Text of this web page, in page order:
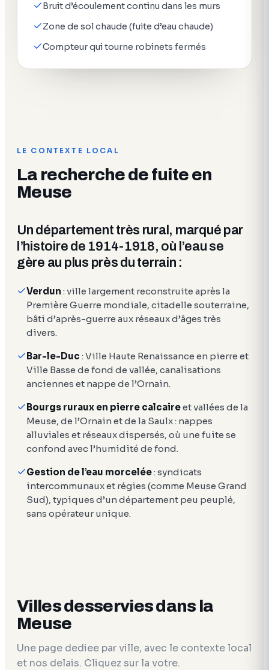
Bruit d’écoulement continu dans les murs
Zone de sol chaude (fuite d’eau chaude)
Compteur qui tourne robinets fermés
LE CONTEXTE LOCAL
La recherche de fuite en
Meuse
Un département très rural, marqué par
l’histoire de 1914-1918, où l’eau se
gère au plus près du terrain :
Verdun : ville largement reconstruite après la
Première Guerre mondiale, citadelle souterraine,
bâti d’après-guerre aux réseaux d’âges très
divers.
Bar-le-Duc : Ville Haute Renaissance en pierre et
Ville Basse de fond de vallée, canalisations
anciennes et nappe de l’Ornain.
Bourgs ruraux en pierre calcaireet vallées de la
Meuse, de l’Ornain et de la Saulx : nappes
alluviales et réseaux dispersés, où une fuite se
confond avec l’humidité de fond.
Gestion de l’eau morcelée: syndicats
intercommunaux et régies (comme Meuse Grand
Sud), typiques d’un département peu peuplé,
sans opérateur unique.
Villes desservies dans la
Meuse
Une page dediee par ville, avec le contexte local
et nos delais. Cliquez sur la votre.